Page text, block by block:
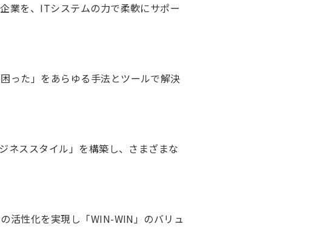
業を、ITシステムの力で柔軟にサポー
った」をあらゆる手法とツールで解決
ネススタイル」を構築し、さまざまな
活性化を実現し「WIN-WIN」のバリュ